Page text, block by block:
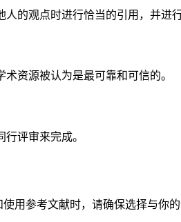
的观点时进行恰当的引用，并进
资源被认为是最可靠和可信的。
评审来完成。
用参考文献时，请确保选择与你